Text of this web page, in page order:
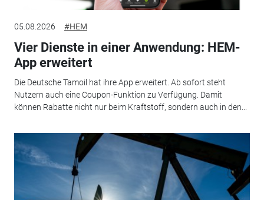
05.08.2026 #HEM
Vier Dienste in einer Anwendung: HEM-
App erweitert
Die Deutsche Tamoil hat ihre App erweitert. Ab sofort steht
Nutzern auch eine Coupon-Funktion zu Verfügung. Damit
können Rabatte nicht nur beim Kraftstoff, sondern auch in den...